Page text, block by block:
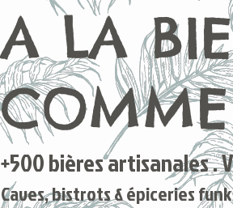
+500 bières artisanales .
Caves, bistrots & épiceries
A LA